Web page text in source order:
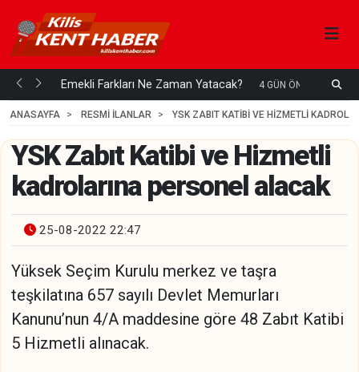
mi... Emekli Farkları Ne Zaman Yatacak? 4 GÜN ÖNCE
ANASAYFA
RESMİ İLANLAR YSK ZABIT KATIBI VE HIZMETLI
YSK Zabıt Katibi ve Hizmetli
kadrolarına personel alacak
25-08-2022 22:47
Yüksek Seçim Kurulu merkez ve taşra
teşkilatına 657 sayılı Devlet Memurları
Kanunu’nun 4/A maddesine göre 48 Zabıt Katibi
5 Hizmetli alınacak.